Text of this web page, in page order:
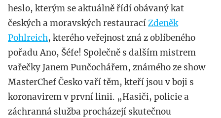
heslo, kterým se aktuálně řídí obávaný kat
českých a moravských restauracíZdeněk
Pohlreich, kterého veřejnost zná z oblíbeného
pořadu Ano, Šéfe! Společně s dalším mistrem
vařečky Janem Punčochářem, známého ze show
MasterChef Česko vaří těm, kteří jsou v boji s
koronavirem v první linii. „Hasiči, policie a
záchranná služba procházejí skutečnou